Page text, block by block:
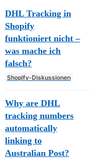
DHL Tracking in
Shopify
funktioniert nicht –
was mache ich
falsch?
Shopify-Diskussionen
Why are DHL
tracking numbers
automatically
linking to
Australian Post?